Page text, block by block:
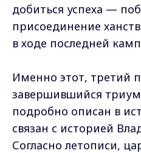
добиться успеха —
присоединение
в ходе последней
Именно этот, третий
завершившийся
подробно описан в
связан с историей
Согласно летописи,